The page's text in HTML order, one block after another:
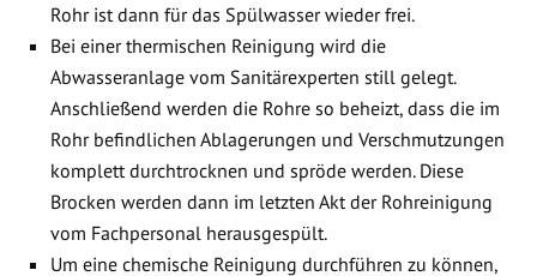
Rohr ist dann für das Spülwasser wieder frei.
Bei einer thermischen Reinigung wird die
Abwasseranlage vom Sanitärexperten still gelegt.
Anschließend werden die Rohre so beheizt, dass die im
Rohr befindlichen Ablagerungen und Verschmutzungen
komplett durchtrocknen und spröde werden. Diese
Brocken werden dann im letzten Akt der Rohreinigung
vom Fachpersonal herausgespült.
Um eine chemische Reinigung durchführen zu können,